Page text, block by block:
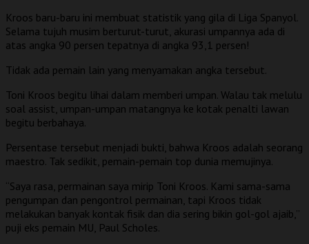
Kroos baru-baru ini membuat statistik yang gila di Liga Spanyol.
Selama tujuh musim berturut-turut, akurasi umpannya ada di
atas angka 90 persen tepatnya di angka 93,1 persen!
Tidak ada pemain lain yang menyamakan angka tersebut.
Toni Kroos begitu lihai dalam memberi umpan. Walau tak melulu
soal assist, umpan-umpan matangnya ke kotak penalti lawan
begitu berbahaya.
Persentase tersebut menjadi bukti, bahwa Kroos adalah seorang
maestro. Tak sedikit, pemain-pemain top dunia memujinya.
“Saya rasa, permainan saya mirip Toni Kroos. Kami sama-sama
pengumpan dan pengontrol permainan, tapi Kroos tidak
melakukan banyak kontak fisik dan dia sering bikin gol-gol ajaib,”
puji eks pemain MU, Paul Scholes.